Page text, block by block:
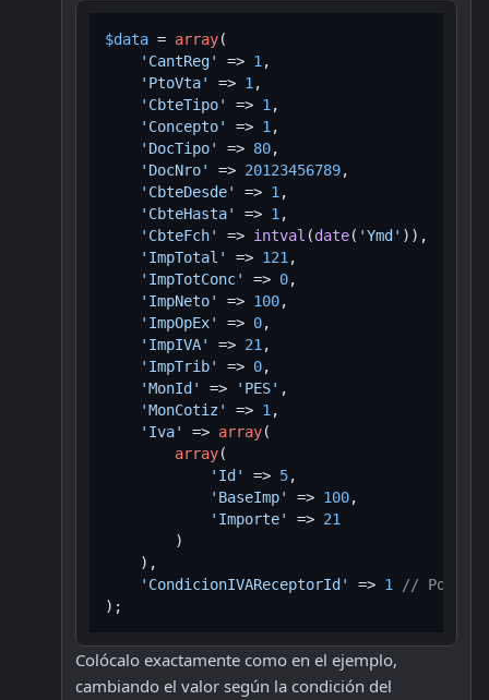
$data = array(
'CantReg'
=> 1 ,
'PtoVta'
=> 1 ,
'CbteTipo'
=> 1 ,
'Concepto'
=> 1 ,
'DocTipo'
=> 80,
'DocNro'
=> 20123456789,
'CbteDesde'
=> 1 ,
'CbteHasta'
=> 1 ,
'CbteFch'
=> intval (date( 'Ymd' )),
'ImpTotal'
=> 121 ,
'ImpTotConc'
=> 0,
'ImpNeto'
=> 100,
'ImpOpEx'
=> 0,
'ImpIVA'
=> 21 ,
'ImpTrib'
=> 0,
'MonId'
=> 'PES' ,
'MonCotiz'
=> 1 ,
'Iva'
=> array(
array(
'Id'
=> 5,
'BaseImp'
=> 100,
'Importe'
=> 21
        )
    ),
'CondicionIVAReceptorId'
=> 1
// Por
Colócalo exactamente como en el ejemplo,
cambiando el valor según la condición del